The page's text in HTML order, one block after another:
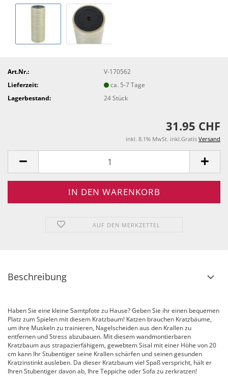
Art.Nr.:
V-170562
Lieferzeit:
ca. 5-7 Tage
Lagerbestand:
24Stück
31.95 CHF
inkl. 8.1% MwSt. inkl.Gratis Versand
AUF DEN MERKZETTEL
Beschreibung
Haben Sie eine kleine Samtpfote zu Hause? Geben Sie ihr einen bequemen
Platz zum Spielen mit diesem Kratzbaum! Katzen brauchen Kratzbäume,
um ihre Muskeln zu trainieren, Nagelscheiden aus den Krallen zu
entfernen und Stress abzubauen. Mit diesem wandmontierbaren
Kratzbaum aus strapazierfähigem, gewebtem Sisal mit einer Höhe von 20
cm kann Ihr Stubentiger seine Krallen schärfen und seinen gesunden
Kratzinstinkt ausleben. Da dieser Kratzbaum viel Spaß verspricht, hält er
Ihren Stubentiger davon ab, Ihre Teppiche oder Sofa zu zerkratzen!